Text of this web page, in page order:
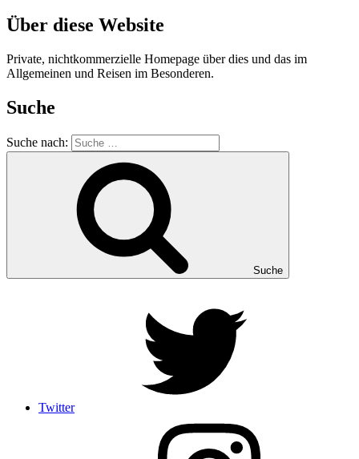
Über diese Website
Private, nichtkommerzielle Homepage über dies und das im
Allgemeinen und Reisen im Besonderen.
Suche
Suche nach:
Suche
Twitter